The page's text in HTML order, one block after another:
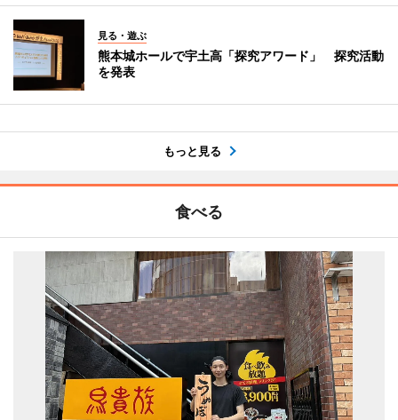
見る・遊ぶ
熊本城ホールで宇土高「探究アワード」 探究活動
を発表
もっと見る
食べる